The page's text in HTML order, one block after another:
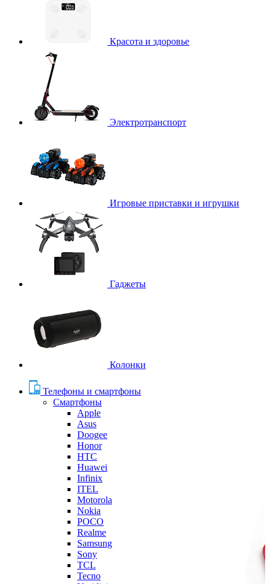
Красота и здоровье
Электротранспорт
Игровые приставки и игрушки
Гаджеты
Колонки
Телефоны и смартфоны
Смартфоны
Apple
Asus
Doogee
Honor
HTC
Huawei
Infinix
ITEL
Motorola
Nokia
POCO
Realme
Samsung
Sony
TCL
Tecno